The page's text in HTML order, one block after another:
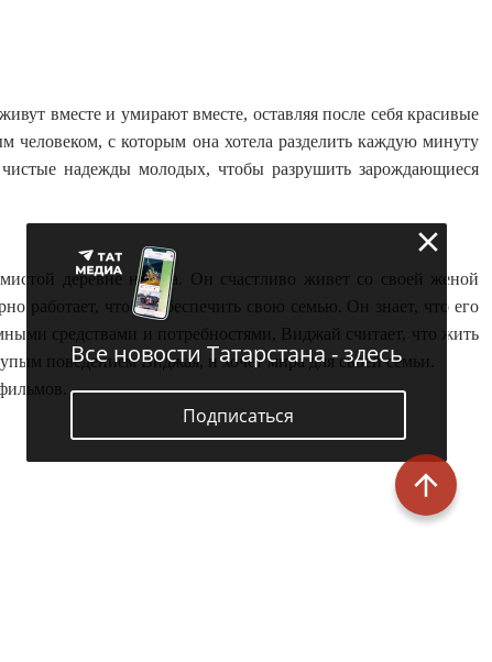
вместе и умирают вместе, оставляя после себя красивые
с которым она хотела разделить каждую минуту
надежды молодых, чтобы разрушить зарождающиеся
деревне на Гоа. Он счастливо живет со своей женой
работает, чтобы обеспечить свою семью. Он знает, что его
средствами и потребностями, Виджай считает, что жить
поведением Виджая, и хочет мира для своей семьи.
Все новости Татарстана - здесь
Подписаться